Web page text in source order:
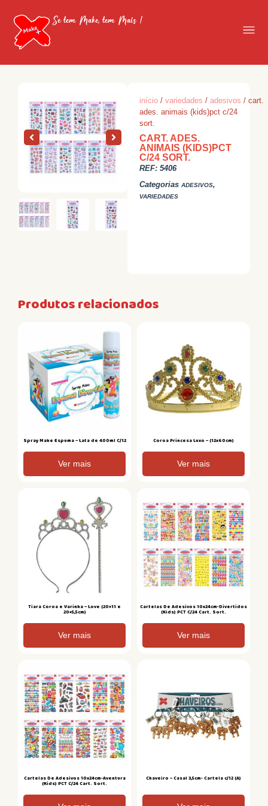
Se tem Make, tem Mais !
início /variedades /adesivos / cart.
ades. animais (kids)pct c/24
sort.
CART. ADES.
ANIMAIS (KIDS)PCT
C/24 SORT.
REF:5406
Categorias ADESIVOS,
VARIEDADES
Produtos relacionados
Spray Make Espuma – Lata de 400ml C/12
Ver mais
Coroa Princesa Luxo – (12x60cm)
Ver mais
Tiara Coroa e Varinha – Love (20×11 e
20×5,5cm)
Ver mais
Cartelas De Adesivos 10x24cm-Divertidos
(Kids) PCT C/24 Cart. Sort.
Ver mais
Cartelas De Adesivos 10x24cm-Aventura
(Kids) PCT C/24 Cart. Sort.
Chaveiro – Casal 3,5cm- Cartela c/12 (A)